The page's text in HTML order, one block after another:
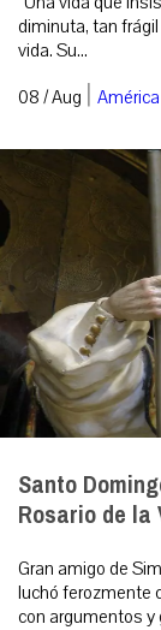
diminuta, tan
vida. Su...
08 / Aug |
Santo
Rosario de
Gran amigo de
luchó ferozmente
con argumentos y